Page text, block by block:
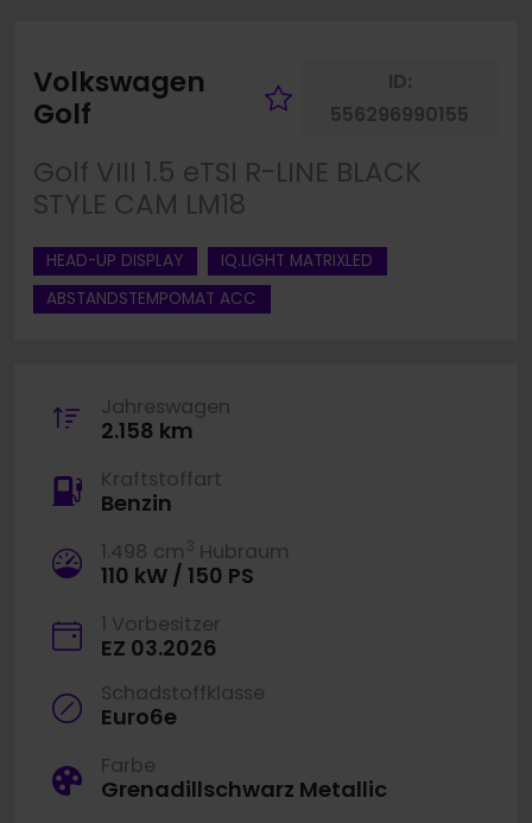
Volkswagen
Golf
Fahrzeug
ID:
556296990155
Golf VIII 1.5 eTSI R-LINE BLACK
STYLE CAM LM18
HEAD-UP DISPLAY
IQ.LIGHT MATRIXLED
ABSTANDSTEMPOMAT ACC
Jahreswagen
2.158 km
Kraftstoffart
Benzin
1.498 cm 3 Hubraum
110 kW / 150 PS
1 Vorbesitzer
EZ 03.2026
Schadstoffklasse
Euro6e
Farbe
Grenadillschwarz Metallic